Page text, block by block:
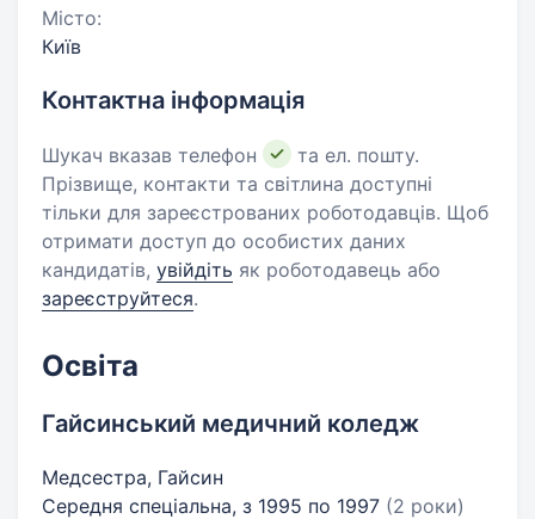
Місто:
Київ
Контактна інформація
Шукач вказав телефон
та ел. пошту.
Прізвище, контакти та світлина доступні
тільки для зареєстрованих роботодавців. Щоб
отримати доступ до особистих даних
кандидатів, увійдіть як роботодавець або
зареєструйтеся.
Освіта
Гайсинський медичний коледж
Медсестра, Гайсин
Середня спеціальна, з 1995 по 1997 (2 роки)